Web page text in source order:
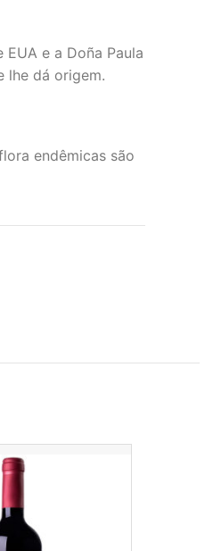
e a Doña Paula
lhe dá origem.
endêmicas são